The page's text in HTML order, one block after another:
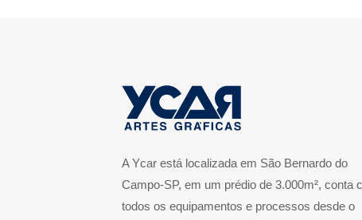
A Ycar está localizada em São Bernardo do
Campo-SP, em um prédio de 3.000m², conta
todos os equipamentos e processos desde o